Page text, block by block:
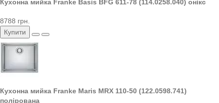
Кухонна мийка Franke Basis BFG 611-78 (114.0258.040) онікс
8788 грн.
Купити
Кухонна мийка Franke Maris MRX 110-50 (122.0598.741)
полірована